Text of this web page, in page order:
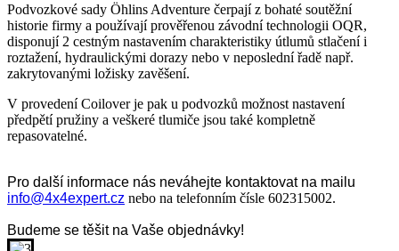
Podvozkové sady Öhlins Adventure čerpají z bohaté soutěžní
historie firmy a používají prověřenou závodní technologii OQR,
disponují 2 cestným nastavením charakteristiky útlumů stlačení i
roztažení, hydraulickými dorazy nebo v neposlední řadě např.
zakrytovanými ložisky zavěšení.
V provedení Coilover je pak u podvozků možnost nastavení
předpětí pružiny a veškeré tlumiče jsou také kompletně
repasovatelné.
Pro další informace nás neváhejte kontaktovat na mailu
info@4x4expert.cz nebo na telefonním čísle 602315002.
Budeme se těšit na Vaše objednávky!